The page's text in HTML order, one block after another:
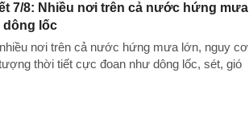
7/8: Nhiều nơi trên cả nước hứng mưa
dông lốc
nơi trên cả nước hứng mưa lớn, nguy cơ
thời tiết cực đoan như dông lốc, sét, gió